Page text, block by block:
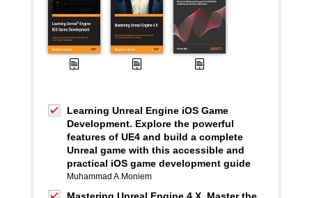
Learning Unreal Engine iOS Game
Development. Explore the powerful
features of UE4 and build a complete
Unreal game with this accessible and
practical iOS game development guide
Muhammad A.Moniem